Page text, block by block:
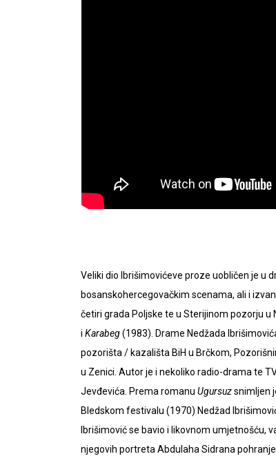
Veliki dio Ibrišimovićeve proze uobličen je u
bosanskohercegovačkim scenama, ali i
četiri grada Poljske te u Sterijinom pozorju
i Karabeg(1983). Drame Nedžada
pozorišta / kazališta BiH u Brčkom,
u Zenici. Autor je i nekoliko radio-drama te
Jevđevića. Prema romanu Ugursuzsnimljen
Bledskom festivalu (1970) Nedžad
Ibrišimović se bavio i likovnom umjetnošću,
njegovih portreta Abdulaha Sidrana